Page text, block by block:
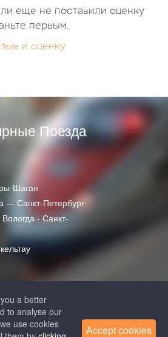
еще не поставили оценку
первым.
и оценку.
Поезда
Шаган
— Санкт-Петербург
- Санкт-
a better
to analyse our
use cookies
Accept cookies